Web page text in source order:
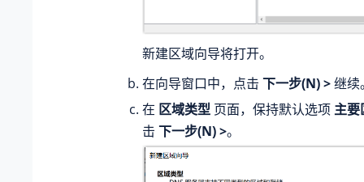
新建区域向导将打开。
在向导窗口中，点击 下一步(N) >继续
在 区域类型 页面，保持默认选项 主要
击 下一步(N) >。